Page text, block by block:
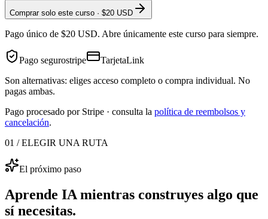
Comprar solo este curso · $20 USD
Pago único de $20 USD. Abre únicamente este curso para siempre.
Pago segurostripe TarjetaLink
Son alternativas: eliges acceso completo o compra individual. No
pagas ambas.
Pago procesado por Stripe · consulta la política de reembolsos y
cancelación.
01 / ELEGIR UNA RUTA
El próximo paso
Aprende IA mientras construyes algo que
sí necesitas.